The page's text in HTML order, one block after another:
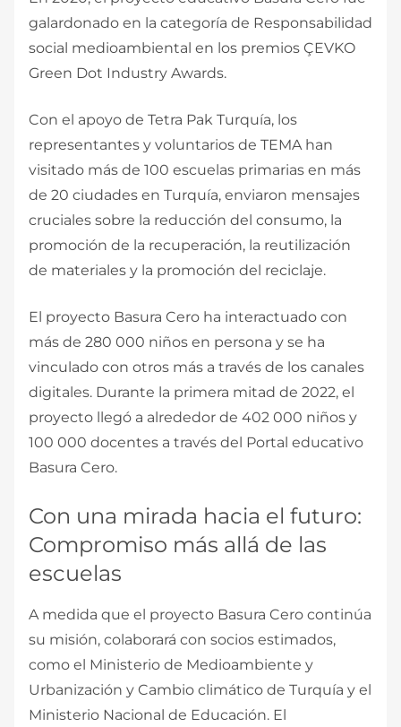
galardonado en la categoría de Responsabilidad
social medioambiental en los premios ÇEVKO
Green Dot Industry Awards.
Con el apoyo de Tetra Pak Turquía, los
representantes y voluntarios de TEMA han
visitado más de 100 escuelas primarias en más
de 20 ciudades en Turquía, enviaron mensajes
cruciales sobre la reducción del consumo, la
promoción de la recuperación, la reutilización
de materiales y la promoción del reciclaje.
El proyecto Basura Cero ha interactuado con
más de 280 000 niños en persona y se ha
vinculado con otros más a través de los canales
digitales. Durante la primera mitad de 2022, el
proyecto llegó a alrededor de 402 000 niños y
100 000 docentes a través del Portal educativo
Basura Cero.
Con una mirada hacia el futuro:
Compromiso más allá de las
escuelas
A medida que el proyecto Basura Cero continúa
su misión, colaborará con socios estimados,
como el Ministerio de Medioambiente y
Urbanización y Cambio climático de Turquía y el
Ministerio Nacional de Educación. El